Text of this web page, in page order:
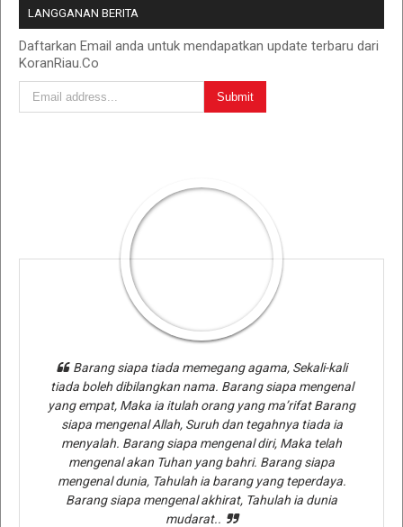
LANGGANAN BERITA
Daftarkan Email anda untuk mendapatkan update terbaru dari
KoranRiau.Co
Barang siapa tiada memegang agama, Sekali-kali
tiada boleh dibilangkan nama. Barang siapa mengenal
yang empat, Maka ia itulah orang yang ma’rifat Barang
siapa mengenal Allah, Suruh dan tegahnya tiada ia
menyalah. Barang siapa mengenal diri, Maka telah
mengenal akan Tuhan yang bahri. Barang siapa
mengenal dunia, Tahulah ia barang yang teperdaya.
Barang siapa mengenal akhirat, Tahulah ia dunia
mudarat..